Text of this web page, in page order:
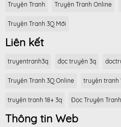
Truyện Tranh Truyện Tranh Online
Truyện Tranh 3Q Mới
Liên kết
truyentranh3q đọc truyện 3q
Truyện Tranh 3Q Online truyện tranh
truyện tranh 18+ 3q Đọc Truyện
Thông tin Web